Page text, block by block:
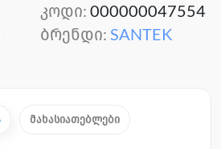
კოდი: 000000047554
ბრენდი: SANTEK
მახასიათებლები